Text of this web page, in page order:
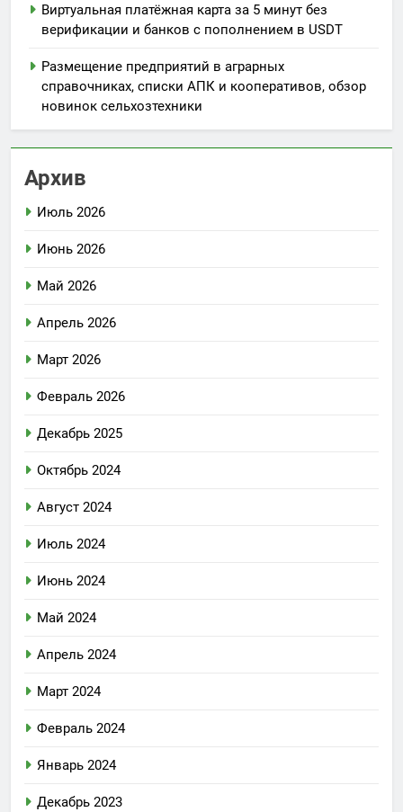
Виртуальная платёжная карта за 5 минут без
верификации и банков с пополнением в USDT
Размещение предприятий в аграрных
справочниках, списки АПК и кооперативов, обзор
новинок сельхозтехники
Архив
Июль 2026
Июнь 2026
Май 2026
Апрель 2026
Март 2026
Февраль 2026
Декабрь 2025
Октябрь 2024
Август 2024
Июль 2024
Июнь 2024
Май 2024
Апрель 2024
Март 2024
Февраль 2024
Январь 2024
Декабрь 2023